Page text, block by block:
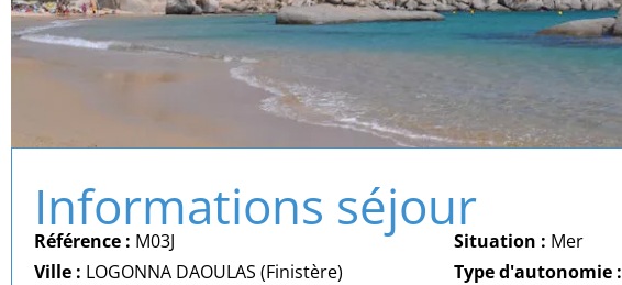
Informations séjour
Référence : M03J Situation : Mer
Ville : LOGONNA DAOULAS (Finistère) Type d'autonomie :